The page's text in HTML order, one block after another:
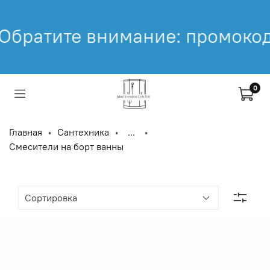
промокод не
0
Главная Сантехника
...
Смесители на борт ванны